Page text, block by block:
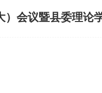
会议暨县委理论